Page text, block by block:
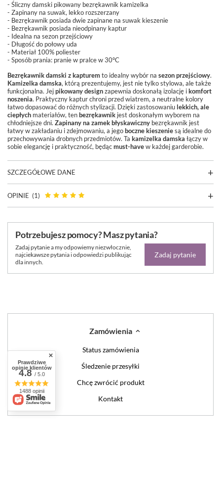
- Śliczny damski pikowany bezrękawnik kamizelka
- Zapinany na suwak, lekko rozszerzany
- Bezrękawnik posiada dwie zapinane na suwak kieszenie
- Bezrękawnik posiada nieodpinany kaptur
- Idealna na sezon przejściowy
- Długość do połowy uda
- Materiał 100% poliester
- Sposób prania: pranie w pralce w 30°C
Bezrękawnik damski z kapturemto idealny wybór na sezon przejściowy.
Kamizelka damska, którą prezentujemy, jest nie tylko stylowa, ale także
funkcjonalna. Jejpikowany designzapewnia doskonałą izolację ikomfort
noszenia. Praktyczny kaptur chroni przed wiatrem, a neutralne kolory
łatwo dopasować do różnych stylizacji. Dzięki zastosowaniu lekkich, ale
ciepłych materiałów, tenbezrękawnik jest doskonałym wyborem na
chłodniejsze dni. Zapinany na zamek błyskawiczny bezrękawnik jest
łatwy w zakładaniu i zdejmowaniu, a jegoboczne kieszeniesą idealne do
przechowywania drobnych przedmiotów. Ta kamizelka damska łączy w
sobie elegancję i praktyczność, będącmust-havew każdej garderobie.
SZCZEGÓŁOWE DANE
OPINIE (1)
Potrzebujesz pomocy? Masz pytania?
Zadaj pytanie a my odpowiemy niezwłocznie,
najciekawsze pytania i odpowiedzi publikując
dla innych.
Zadaj pytanie
Zamówienia
Status zamówienia
Śledzenie przesyłki
Chcę zwrócić produkt
Kontakt
Prawdziwe
opinie klientów
4.8/ 5.0
1488 opinii